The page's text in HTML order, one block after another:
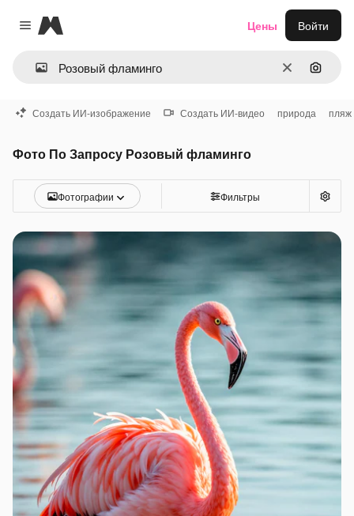
Close menu
Magnific
ОчиститьПоиск
Цены Войти
Создать ИИ-изображение Создать ИИ-видео природа пляж
Фото По Запросу Розовый фламинго
Фотографии Фильтры